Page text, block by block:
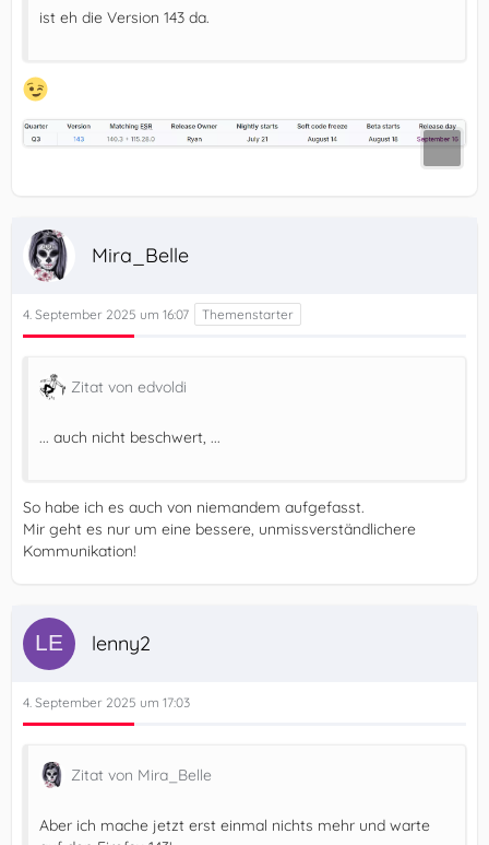
ist eh die Version 143 da.
Mira_Belle
4. September 2025 um 16:07
Zitat von edvoldi
... auch nicht beschwert, ...
So habe ich es auch von niemandem aufgefasst.
Mir geht es nur um eine bessere, unmissverständlichere
Kommunikation!
lenny2
4. September 2025 um 17:03
Zitat von Mira_Belle
Aber ich mache jetzt erst einmal nichts mehr und warte